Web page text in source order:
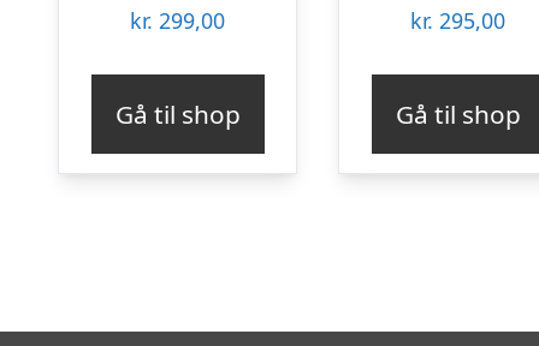
kr. 299,00
Gå til shop
kr. 295,00
Gå til shop